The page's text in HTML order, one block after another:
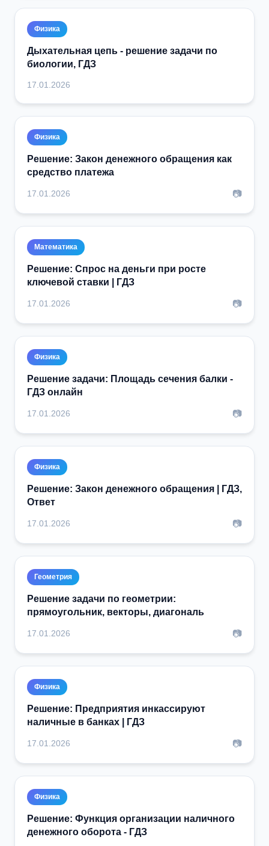
Физика
Дыхательная цепь - решение задачи по
биологии, ГДЗ
17.01.2026
Физика
Решение: Закон денежного обращения как
средство платежа
17.01.2026 📷
Математика
Решение: Спрос на деньги при росте
ключевой ставки | ГДЗ
17.01.2026 📷
Физика
Решение задачи: Площадь сечения балки -
ГДЗ онлайн
17.01.2026 📷
Физика
Решение: Закон денежного обращения | ГДЗ,
Ответ
17.01.2026 📷
Геометрия
Решение задачи по геометрии:
прямоугольник, векторы, диагональ
17.01.2026 📷
Физика
Решение: Предприятия инкассируют
наличные в банках | ГДЗ
17.01.2026 📷
Физика
Решение: Функция организации наличного
денежного оборота - ГДЗ